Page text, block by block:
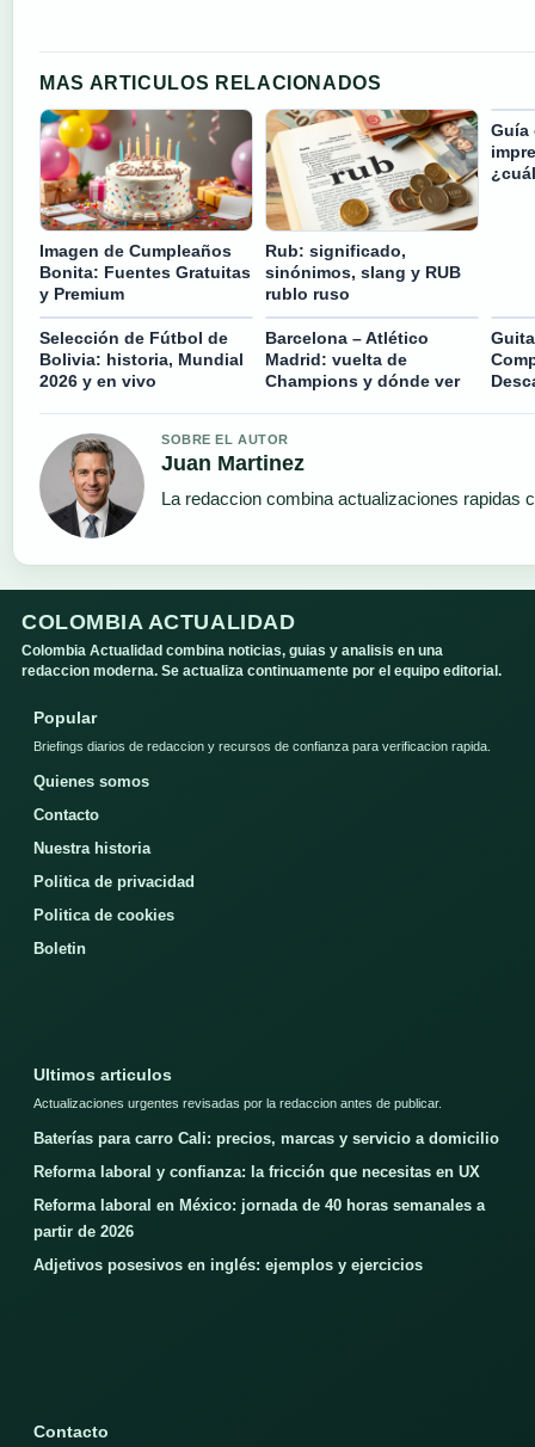
MAS ARTICULOS RELACIONADOS
Imagen de Cumpleaños
Bonita: Fuentes Gratuitas
y Premium
Rub: significado,
sinónimos, slang y RUB
rublo ruso
Guía
Selección de Fútbol de
Bolivia: historia, Mundial
2026 y en vivo
Barcelona – Atlético
Madrid: vuelta de
Champions y dónde ver
SOBRE EL AUTOR
Juan Martinez
La redaccion combina actualizaciones rapidas
COLOMBIA ACTUALIDAD
Colombia Actualidad combina noticias, guias y analisis en una
redaccion moderna. Se actualiza continuamente por el equipo editorial.
Popular
Briefings diarios de redaccion y recursos de confianza para verificacion rapida.
Quienes somos
Contacto
Nuestra historia
Politica de privacidad
Politica de cookies
Boletin
Ultimos articulos
Actualizaciones urgentes revisadas por la redaccion antes de publicar.
Baterías para carro Cali: precios, marcas y servicio a domicilio
Reforma laboral y confianza: la fricción que necesitas en UX
Reforma laboral en México: jornada de 40 horas semanales a
partir de 2026
Adjetivos posesivos en inglés: ejemplos y ejercicios
Contacto